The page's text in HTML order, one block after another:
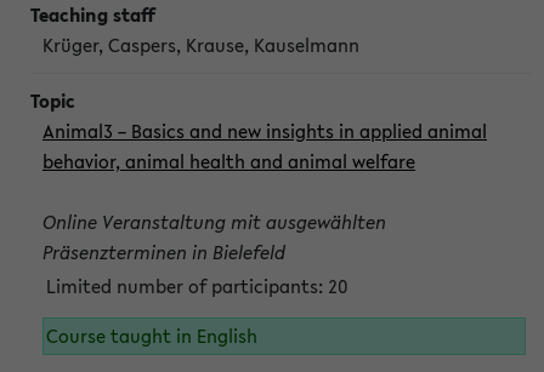
Krüger, Caspers, Krause, Kauselmann
Animal3 – Basics and new insights in applied animal
behavior, animal health and animal welfare
Online Veranstaltung mit ausgewählten
Präsenzterminen in Bielefeld
Limited number of participants: 20
Course taught in English